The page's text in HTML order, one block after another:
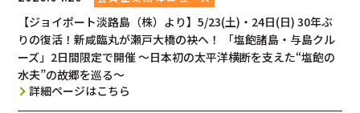
【ジョイポート淡路島（株）より】5/23(土)・24日(日) 30年ぶ
りの復活！新咸臨丸が瀬戸大橋の袂へ！ 「塩飽諸島・与島クル
ーズ」2日間限定で開催 ～日本初の太平洋横断を支えた“塩飽の
水夫”の故郷を巡る～
詳細ページはこちら